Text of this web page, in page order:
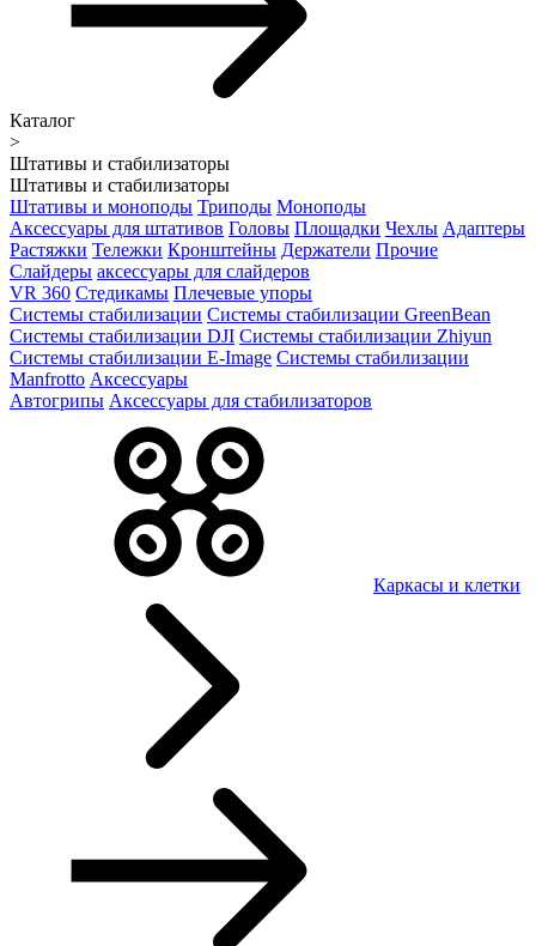
Каталог
>
Штативы и стабилизаторы
Штативы и стабилизаторы
Штативы и моноподы Триподы Моноподы
Аксессуары для штативов Головы Площадки Чехлы Адаптеры
Растяжки Тележки Кронштейны Держатели Прочие
Слайдеры аксессуары для слайдеров
VR 360 Стедикамы Плечевые упоры
Системы стабилизации Системы стабилизации GreenBean
Системы стабилизации DJI Системы стабилизации Zhiyun
Системы стабилизации E-Image Системы стабилизации
Manfrotto Аксессуары
Автогрипы Аксессуары для стабилизаторов
Каркасы и клетки